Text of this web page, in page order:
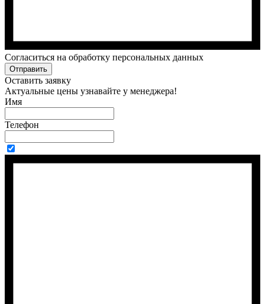
Cогласиться на обработку персональных данных
Отправить
Оставить заявку
Актуальные цены узнавайте у менеджера!
Имя
Телефон